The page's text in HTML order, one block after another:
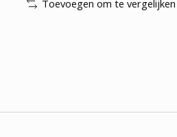
Toevoegen om te vergelijken